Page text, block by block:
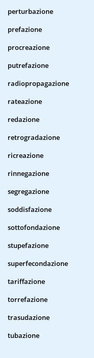
perturbazione
prefazione
procreazione
putrefazione
radiopropagazione
rateazione
redazione
retrogradazione
ricreazione
rinnegazione
segregazione
soddisfazione
sottofondazione
stupefazione
superfecondazione
tariffazione
torrefazione
trasudazione
tubazione